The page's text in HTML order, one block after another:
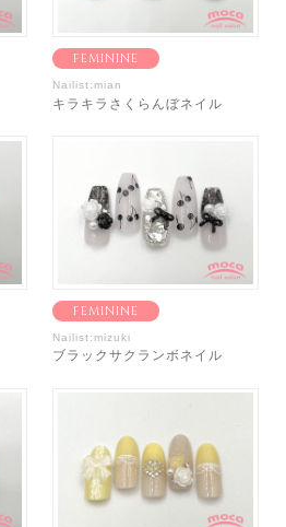
FEMININE
Nailist:mian
キラキラさくらんぼネイル
FEMININE
Nailist:mizuki
ブラックサクランボネイル